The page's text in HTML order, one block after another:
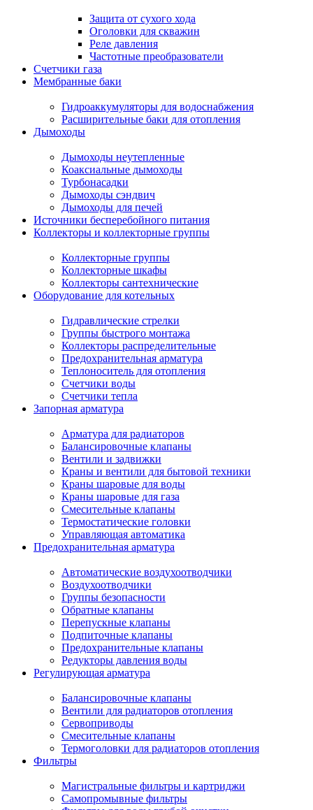
Защита от сухого хода
Оголовки для скважин
Реле давления
Частотные преобразователи
Счетчики газа
Мембранные баки
Гидроаккумуляторы для водоснабжения
Расширительные баки для отопления
Дымоходы
Дымоходы неутепленные
Коаксиальные дымоходы
Турбонасадки
Дымоходы сэндвич
Дымоходы для печей
Источники бесперебойного питания
Коллекторы и коллекторные группы
Коллекторные группы
Коллекторные шкафы
Коллекторы сантехнические
Оборудование для котельных
Гидравлические стрелки
Группы быстрого монтажа
Коллекторы распределительные
Предохранительная арматура
Теплоноситель для отопления
Счетчики воды
Счетчики тепла
Запорная арматура
Арматура для радиаторов
Балансировочные клапаны
Вентили и задвижки
Краны и вентили для бытовой техники
Краны шаровые для воды
Краны шаровые для газа
Смесительные клапаны
Термостатические головки
Управляющая автоматика
Предохранительная арматура
Автоматические воздухоотводчики
Воздухоотводчики
Группы безопасности
Обратные клапаны
Перепускные клапаны
Подпиточные клапаны
Предохранительные клапаны
Редукторы давления воды
Регулирующая арматура
Балансировочные клапаны
Вентили для радиаторов отопления
Сервоприводы
Смесительные клапаны
Термоголовки для радиаторов отопления
Фильтры
Магистральные фильтры и картриджи
Самопромывные фильтры